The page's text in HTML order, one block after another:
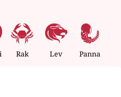
Rak Lev Panna